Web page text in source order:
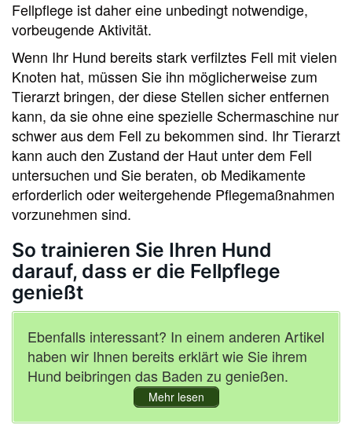
Fellpflege ist daher eine unbedingt notwendige,
vorbeugende Aktivität.
Wenn Ihr Hund bereits stark verfilztes Fell mit vielen
Knoten hat, müssen Sie ihn möglicherweise zum
Tierarzt bringen, der diese Stellen sicher entfernen
kann, da sie ohne eine spezielle Schermaschine nur
schwer aus dem Fell zu bekommen sind. Ihr Tierarzt
kann auch den Zustand der Haut unter dem Fell
untersuchen und Sie beraten, ob Medikamente
erforderlich oder weitergehende Pflegemaßnahmen
vorzunehmen sind.
So trainieren Sie Ihren Hund
darauf, dass er die Fellpflege
genießt
Ebenfalls interessant? In einem anderen Artikel
haben wir Ihnen bereits erklärt wie Sie ihrem
Hund beibringen das Baden zu genießen.
Mehr lesen